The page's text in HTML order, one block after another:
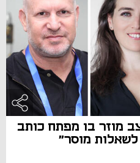
מוזר בו מפתח כותב
לשאלות מוסר"